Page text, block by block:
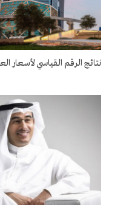
نتائج الرقم القياسي لأسعار